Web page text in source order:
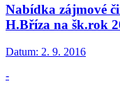
Nabídka zájmové
H.Bříza na šk.rok
Datum: 2. 9. 2016
-